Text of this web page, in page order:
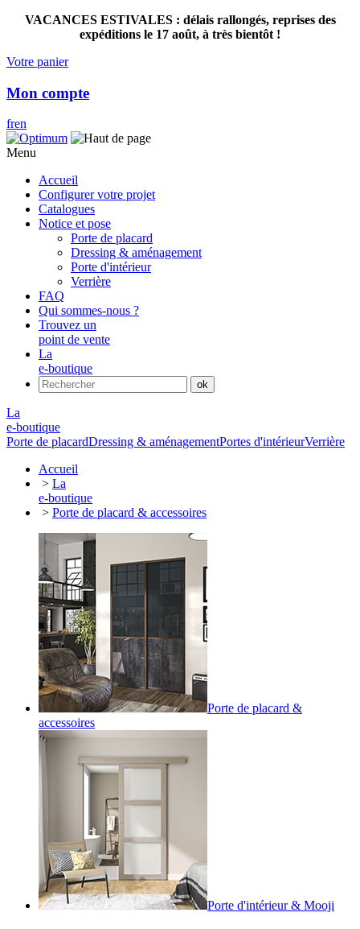
VACANCES ESTIVALES : délais rallongés, reprises des
expéditions le 17 août, à très bientôt !
Votre panier
Mon compte
fren
Menu
Accueil
Configurer votre projet
Catalogues
Notice et pose
Porte de placard
Dressing & aménagement
Porte d'intérieur
Verrière
FAQ
Qui sommes-nous ?
Trouvez un
point de vente
La
e-boutique
La
e-boutique
Porte de placardDressing & aménagementPortes d'intérieurVerrière
Accueil
> La
e-boutique
> Porte de placard & accessoires
Porte de placard &
accessoires
Porte d'intérieur & Mooji